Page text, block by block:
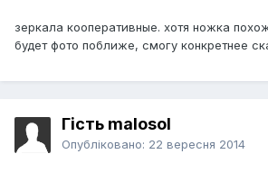
зеркала кооперативные. хотя ножка
будет фото поближе, смогу конкретнее
Гість malosol
Опубліковано: 22 вересня 2014